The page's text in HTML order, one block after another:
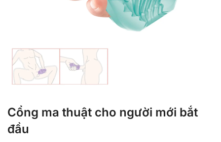
Cổng ma thuật cho người mới bắt
đầu